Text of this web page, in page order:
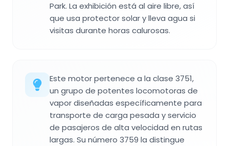
Park. La exhibición está al aire libre, así
que usa protector solar y lleva agua si
visitas durante horas calurosas.
Este motor pertenece a la clase 3751,
un grupo de potentes locomotoras de
vapor diseñadas específicamente para
transporte de carga pesada y servicio
de pasajeros de alta velocidad en rutas
largas. Su número 3759 la distingue